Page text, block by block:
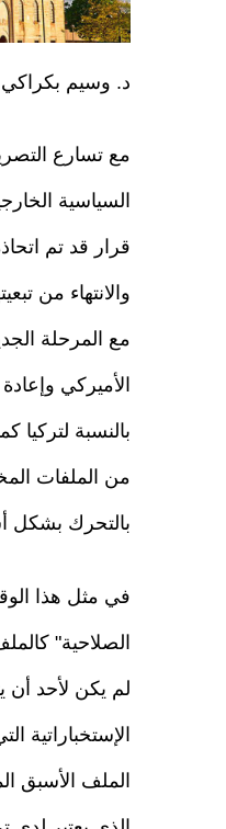
د. وسيم
مع تسارع
السياسية
قرار قد تم
والانتهاء من
مع المرحلة
الأميركي
بالنسبة لتركيا
من الملفات
بالتحرك بشكل
في مثل هذا
الصلاحية"
لم يكن لأحد أن
الإستخباراتية
الملف الأسبق